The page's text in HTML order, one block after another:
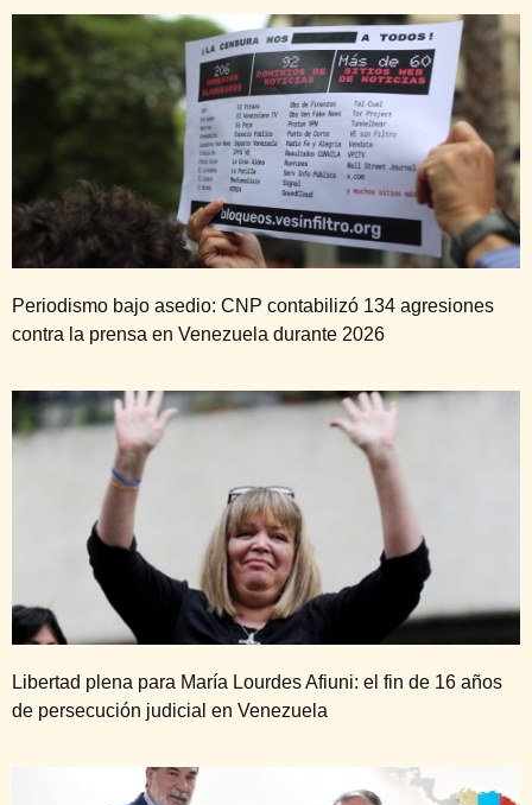
Periodismo bajo asedio: CNP contabilizó 134 agresiones
contra la prensa en Venezuela durante 2026
Libertad plena para María Lourdes Afiuni: el fin de 16 años
de persecución judicial en Venezuela